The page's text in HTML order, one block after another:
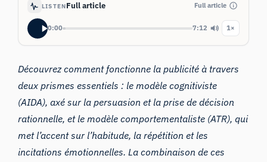
LISTENFull article Full article
0:00 7:12 1×
Découvrez comment fonctionne la publicité à travers
deux prismes essentiels : le modèle cognitiviste
(AIDA), axé sur la persuasion et la prise de décision
rationnelle, et le modèle comportementaliste (ATR), qui
met l’accent sur l’habitude, la répétition et les
incitations émotionnelles. La combinaison de ces